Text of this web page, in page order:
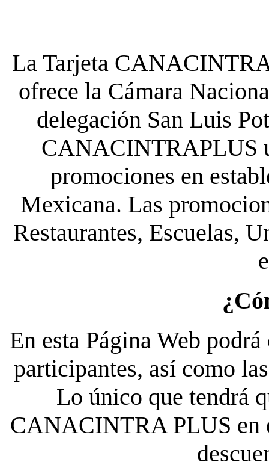
La Tarjeta
ofrece la Cámara
delegación San Luis
CANACINTRAPLUS
promociones en
Mexicana. Las
Restaurantes, Escuelas,
En esta Página Web
participantes, así como
Lo único que tendrá
CANACINTRA PLUS en